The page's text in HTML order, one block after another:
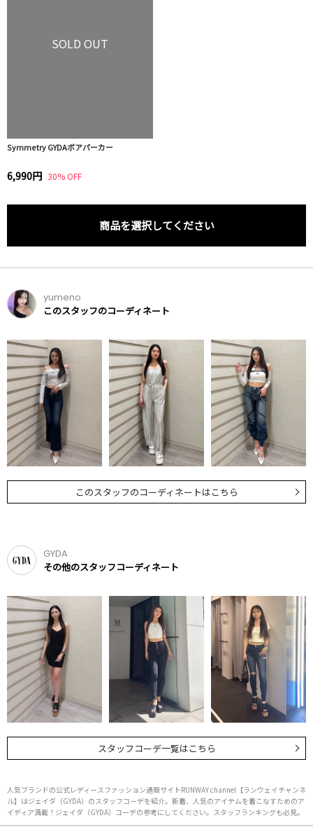
SOLD OUT
Symmetry GYDAボアパーカー
6,990円 30% OFF
商品を選択してください
yumeno
このスタッフのコーディネート
このスタッフのコーディネートはこちら
GYDA
その他のスタッフコーディネート
スタッフコーデ一覧はこちら
人気ブランドの公式レディースファッション通販サイトRUNWAY channel【ランウェイチャンネ
ル】はジェイダ（GYDA）のスタッフコーデを紹介。新着、人気のアイテムを着こなすためのア
イディア満載！ジェイダ（GYDA）コーデの参考にしてください。スタッフランキングも必見。